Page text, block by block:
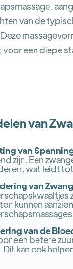
van de
voor een diepe
van
van
zijn. Een
wat leidt
van
kunnen
van de
een betere
Dit kan ook